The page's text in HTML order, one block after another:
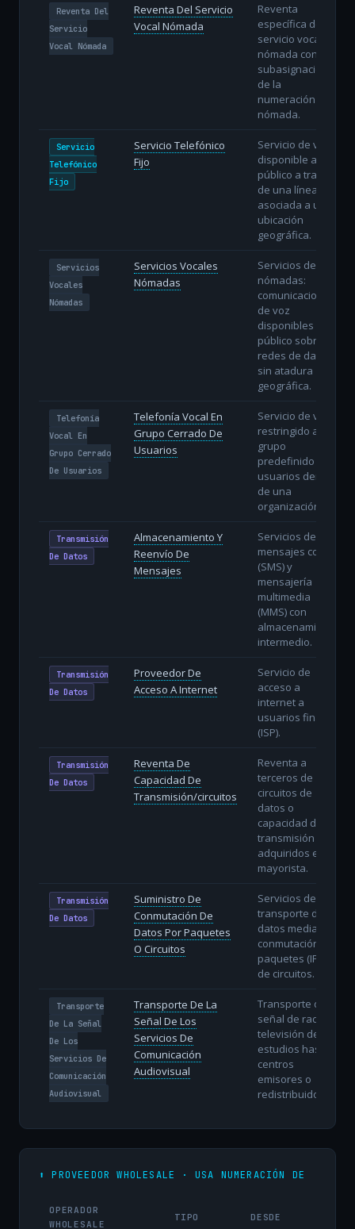
Reventa Del
Servicio
Vocal Nómada
Reventa Del Servicio
Vocal Nómada
Reventa
específica del
servicio vocal
nómada con
subasignación
de la
numeración
nómada.
Servicio
Telefónico
Fijo
Servicio Telefónico
Fijo
Servicio de voz
disponible al
público a través
de una línea fija
asociada a una
ubicación
geográfica.
Servicios
Vocales
Nómadas
Servicios Vocales
Nómadas
Servicios de voz
nómadas:
comunicaciones
de voz
disponibles al
público sobre
redes de datos
sin atadura
geográfica.
Telefonía
Vocal En
Grupo Cerrado
De Usuarios
Telefonía Vocal En
Grupo Cerrado De
Usuarios
Servicio de voz
restringido a un
grupo
predefinido de
usuarios dentro
de una
organización.
Transmisión
De Datos
Almacenamiento Y
Reenvío De
Mensajes
Servicios de
mensajes cortos
(SMS) y
mensajería
multimedia
(MMS) con
almacenamiento
intermedio.
Transmisión
De Datos
Proveedor De
Acceso A Internet
Servicio de
acceso a
internet a
usuarios finales
(ISP).
Transmisión
De Datos
Reventa De
Capacidad De
Transmisión/circuitos
Reventa a
terceros de
circuitos de
datos o
capacidad de
transmisión
adquiridos en
mayorista.
Transmisión
De Datos
Suministro De
Conmutación De
Datos Por Paquetes
O Circuitos
Servicios de
transporte de
datos mediante
conmutación de
paquetes (IP) o
de circuitos.
Transporte
De La Señal
De Los
Servicios De
Comunicación
Audiovisual
Transporte De La
Señal De Los
Servicios De
Comunicación
Audiovisual
Transporte de la
señal de radio y
televisión desde
estudios hasta
centros
emisores o
redistribuidores.
⬆️ PROVEEDOR WHOLESALE · USA NUMERACIÓN DE
OPERADOR
WHOLESALE
TIPO DESDE